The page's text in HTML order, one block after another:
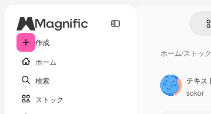
作成
ホーム
検索
ストック
ホーム/ストック
sokor